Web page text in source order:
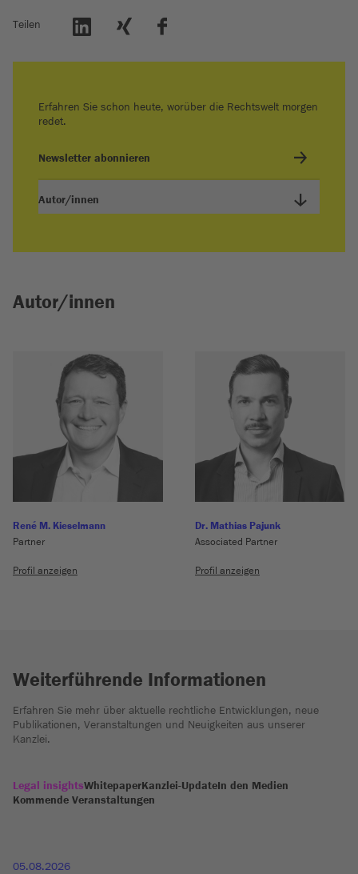
Teilen
Erfahren Sie schon heute, worüber die Rechtswelt morgen
redet.
Newsletter abonnieren
Autor/innen
Autor/innen
René M. Kieselmann
Partner
Profil anzeigen
Dr. Mathias Pajunk
Associated Partner
Profil anzeigen
Weiterführende Informationen
Erfahren Sie mehr über aktuelle rechtliche Entwicklungen, neue
Publikationen, Veranstaltungen und Neuigkeiten aus unserer
Kanzlei.
Legal insightsWhitepaperKanzlei-UpdateIn den Medien
Kommende Veranstaltungen
05.08.2026